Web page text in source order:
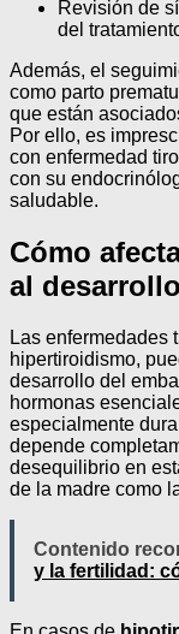
Revisión de
del
Además, el
como parto
que están
Por ello, es
con enfermedad
con su
saludable.
Cómo
al
Las enfermedades
hipertiroidismo,
desarrollo del
hormonas
especialmente
depende
desequilibrio en
de la madre como
Contenido
y la fertilidad: